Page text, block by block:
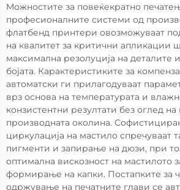
Можностите за повеќекратно
професионалните системи од
флатбенд принтери овозможуваат
на квалитет за критични апликации
максимална резолуција на деталите
бојата. Карактеристиките за
автоматски ги прилагодуваат
врз основа на температурата и
конзистентни резултати без оглед
производната околина.
циркулација на мастило спречуваат
пигменти и запирање на дюзи, при
оптимална вискозност на мастилото
формирање на капки. Постапките за
одржување на печатните глави се